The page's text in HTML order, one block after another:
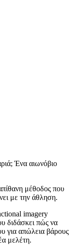
Ένα αιωνόβιο
μέθοδος που
με την άθληση.
imagery
διδάσκει πώς να
για απώλεια βάρους
μελέτη.